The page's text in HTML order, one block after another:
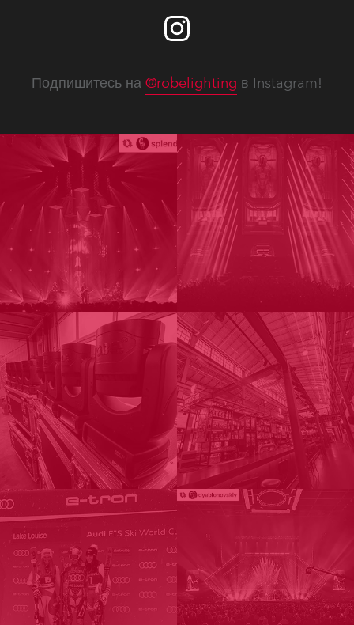
Подпишитесь на @robelighting в Instagram!